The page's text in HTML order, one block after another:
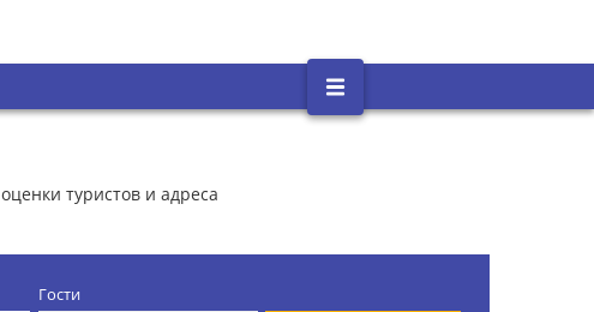
туристов и адреса
Гости